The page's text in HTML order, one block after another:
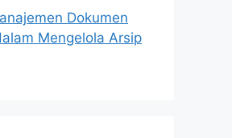
Dokumen
Mengelola Arsip